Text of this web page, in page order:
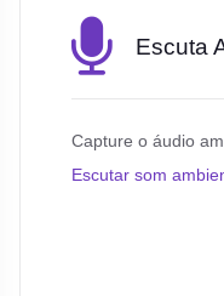
Escuta
Capture o áudio
Escutar som